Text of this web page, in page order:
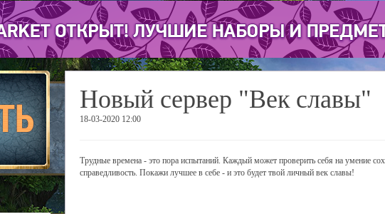
Новый сервер "Век славы"
18-03-2020 12:00
Трудные времена - это пора испытаний. Каждый может проверить себя на умение
справедливость. Покажи лучшее в себе - и это будет твой личный век славы!